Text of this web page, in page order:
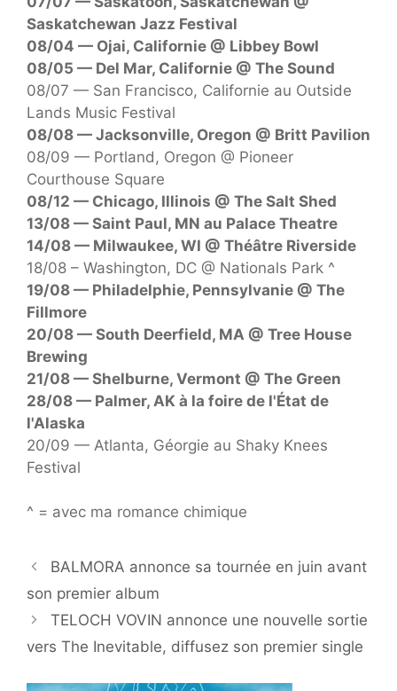
Saskatchewan Jazz Festival
08/04 — Ojai, Californie @ Libbey Bowl
08/05 — Del Mar, Californie @ The Sound
08/07 — San Francisco, Californie au Outside
Lands Music Festival
08/08 — Jacksonville, Oregon @ Britt Pavilion
08/09 — Portland, Oregon @ Pioneer
Courthouse Square
08/12 — Chicago, Illinois @ The Salt Shed
13/08 — Saint Paul, MN au Palace Theatre
14/08 — Milwaukee, WI @ Théâtre Riverside
18/08 – Washington, DC @ Nationals Park ^
19/08 — Philadelphie, Pennsylvanie @ The
Fillmore
20/08 — South Deerfield, MA @ Tree House
Brewing
21/08 — Shelburne, Vermont @ The Green
28/08 — Palmer, AK à la foire de l'État de
l'Alaska
20/09 — Atlanta, Géorgie au Shaky Knees
Festival
^ = avec ma romance chimique
BALMORA annonce sa tournée en juin avant
son premier album
TELOCH VOVIN annonce une nouvelle sortie
vers The Inevitable, diffusez son premier single